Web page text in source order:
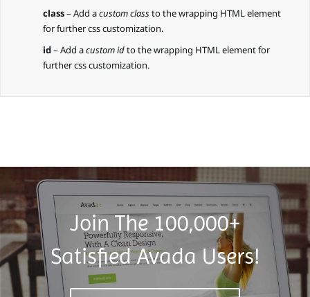
class– Add acustom classto the wrapping HTML element
for further css customization.
id– Add acustom idto the wrapping HTML element for
further css customization.
Join The 100,000+
Satisfied Avada Users!